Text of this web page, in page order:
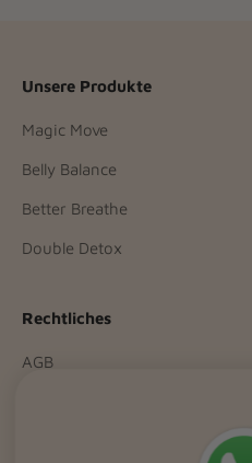
Unsere Produkte
Magic Move
Belly Balance
Better Breathe
Double Detox
Rechtliches
AGB